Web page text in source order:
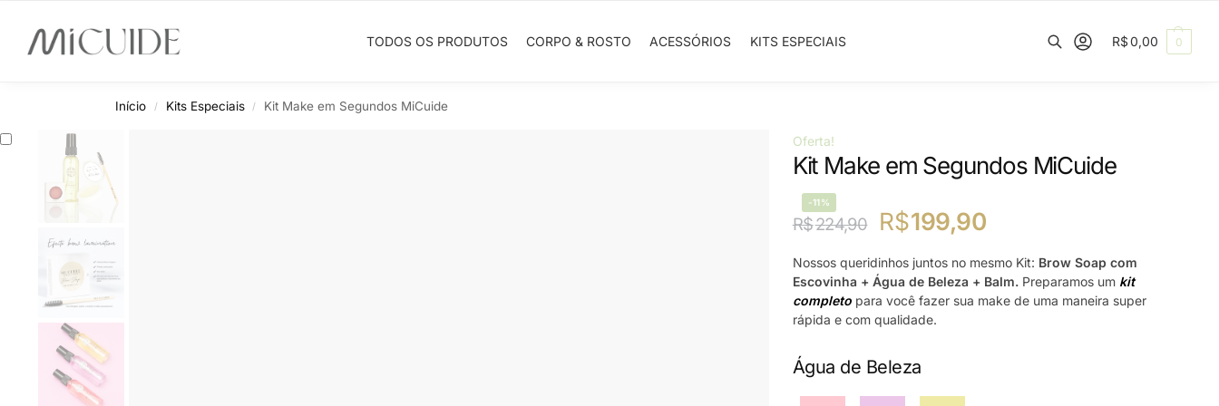
TODOS OS PRODUTOS CORPO & ROSTO ACESSÓRIOS KITS ESPECIAIS
Search
R$0,00 0
Início / Kits Especiais / Kit Make em Segundos MiCuide
Oferta!
Kit Make em Segundos MiCuide
-11%
R$224,90 R$199,90
Nossos queridinhos juntos no mesmo Kit: Brow Soap com
Escovinha + Água de Beleza + Balm. Preparamos umkit
completo para você fazer sua make de uma maneira super
rápida e com qualidade.
Água de Beleza